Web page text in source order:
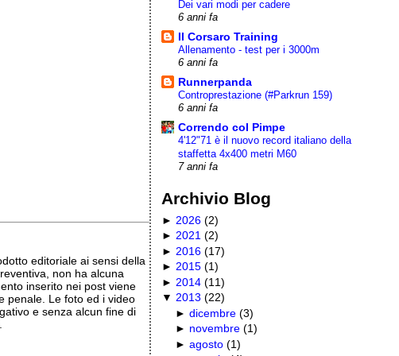
editoriale ai sensi della
non ha alcuna
inserito nei post viene
penale. Le foto ed i video
e senza alcun fine di
Dei vari modi per cadere
6 anni fa
Il Corsaro Training
Allenamento - test per i 3000m
6 anni fa
Runnerpanda
Controprestazione (#Parkrun 159)
6 anni fa
Correndo col Pimpe
4'12"71 è il nuovo record italiano della
staffetta 4x400 metri M60
7 anni fa
Archivio Blog
► 2026 (2)
►2021 (2)
► 2016 (17)
►2015 (1)
► 2014 (11)
▼2013 (22)
►dicembre (3)
► novembre (1)
►agosto (1)